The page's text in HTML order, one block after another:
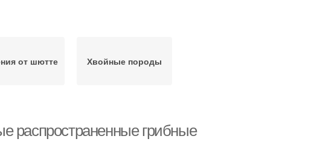
от шютте Хвойные породы
распространенные грибные